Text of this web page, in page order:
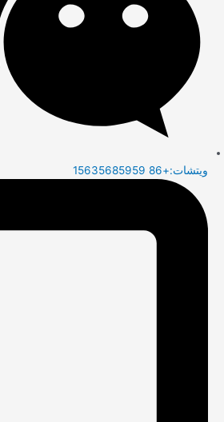
ويتشات:+86 15635685959